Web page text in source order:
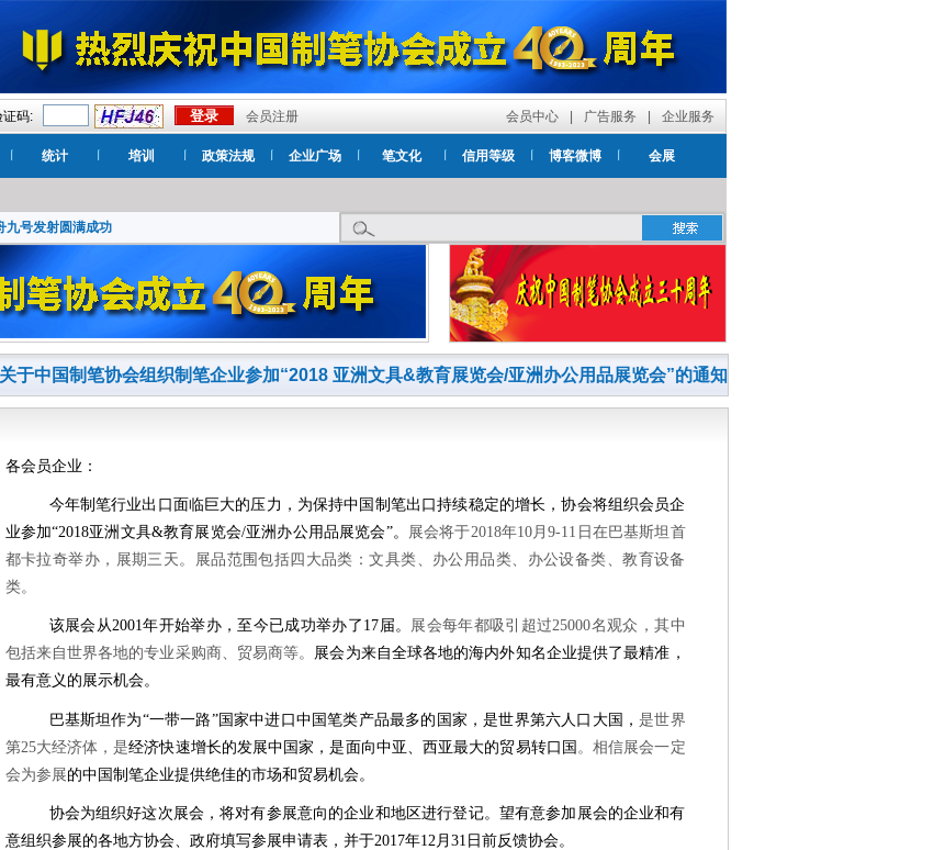
证码: 会员注册 会员中心 广告服务 企业服务
统计 培训 政策法规 企业广场 笔文化 信用等级 博客微博 会展
九号发射圆满成功
关于中国制笔协会组织制笔企业参加“2018 亚洲文具&教育展览会/亚洲办公用品展览会”的通知
各会员企业：
今年制笔行业出口面临巨大的压力，为保持中国制笔出口持续稳定的增长，协会将组织会员企
业参加“2018亚洲文具&教育展览会/亚洲办公用品展览会”。 展会将于2018年10月9-11 日在巴基斯坦首
都卡拉奇举办，展期三天。展品范围包括四大品类：文具类、办公用品类、办公设备类、教育设备
类。
该展会从2001年开始举办，至今已成功举办了 17届。 展会每年都吸引超过25000名观众，其中
包括来自世界各地的专业采购商、贸易商等。 展会为来自全球各地的海内外知名企业提供了最精准，
最有意义的展示机会。
巴基斯坦作为“一带一路”国家中进口中国笔类产品最多的国家，是世界第六人口大国，是世界
第25大经济体，是经济快速增长的发展中国家，是面向中亚、西亚最大的贸易转口国 。相信展会一定
会为参展的中国制笔企业提供绝佳的市场和贸易机会。
协会为组织好这次展会，将对有参展意向的企业和地区进行登记。望有意参加展会的企业和有
意组织参展的各地方协会、政府填写参展申请表，并于2017年12月 31 日前反馈协会。